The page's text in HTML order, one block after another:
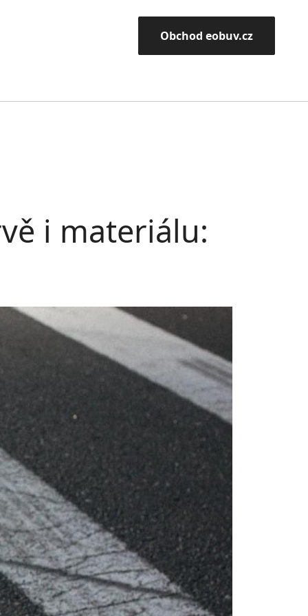
Obchod eobuv.cz
i materiálu: